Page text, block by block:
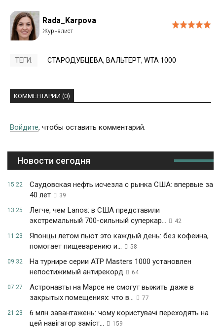
Rada_Karpova
ТЕГИ: СТАРОДУБЦЕВА, ВАЛЬТЕРТ, WTA 1000
КОММЕНТАРИИ (0)
Войдите, чтобы оставить комментарий.
Новости сегодня
15:22
Саудовская нефть исчезла с рынка США: впервые за
40 лет
39
13:25
Легче, чем Lanos: в США представили
экстремальный 700-сильный суперкар...
42
11:23
Японцы летом пьют это каждый день: без кофеина,
помогает пищеварению и...
58
09:32
На турнире серии ATP Masters 1000 установлен
непостижимый антирекорд
64
07:27
Астронавты на Марсе не смогут выжить даже в
закрытых помещениях: что в...
77
21:23
6 млн завантажень: чому користувачі переходять на
цей навігатор заміст...
159